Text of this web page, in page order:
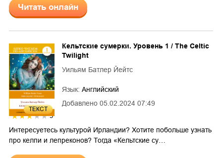
Читать онлайн
ТЕКСТ
3
Добавлено 05.02.2024 07:49
Кельтские сумерки. Уровень 1 / The Celtic
Twilight
Уильям Батлер Йейтс
Язык: Английский
Интересуетесь культурой Ирландии? Хотите побольше узнать
про келпи и лепреконов? Тогда «Кельтские су…